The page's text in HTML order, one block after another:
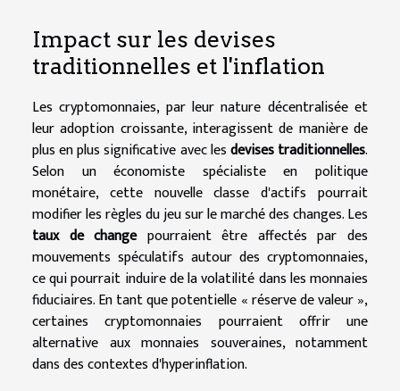
Impact sur les devises
traditionnelles et l'inflation
Les cryptomonnaies, par leur nature décentralisée et
leur adoption croissante, interagissent de manière de
plus en plus significative avec lesdevises traditionnelles.
Selon un économiste spécialiste en politique
monétaire, cette nouvelle classe d'actifs pourrait
modifier les règles du jeu sur le marché des changes. Les
taux de changepourraient être affectés par des
mouvements spéculatifs autour des cryptomonnaies,
ce qui pourrait induire de la volatilité dans les monnaies
fiduciaires. En tant que potentielle « réserve de valeur »,
certaines cryptomonnaies pourraient offrir une
alternative aux monnaies souveraines, notamment
dans des contextes d'hyperinflation.